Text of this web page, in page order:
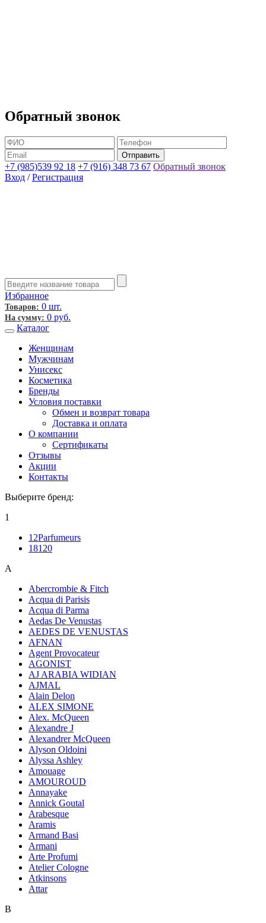
Обратный звонок
+7 (985)539 92 18 +7 (916) 348 73 67 Обратный звонок
Вход / Регистрация
Избранное
Товаров: 0 шт.
На сумму: 0 руб.
Каталог
Женщинам
Мужчинам
Унисекс
Косметика
Бренды
Условия поставки
Обмен и возврат товара
Доставка и оплата
О компании
Сертификаты
Отзывы
Акции
Контакты
Выберите бренд:
1
12Parfumeurs
18120
A
Abercrombie & Fitch
Acqua di Parisis
Acqua di Parma
Aedas De Venustas
AEDES DE VENUSTAS
AFNAN
Agent Provocateur
AGONIST
AJ ARABIA WIDIAN
AJMAL
Alain Delon
ALEX SIMONE
Alex. McQueen
Alexandre J
Alexandrer McQueen
Alyson Oldoini
Alyssa Ashley
Amouage
AMOUROUD
Annayake
Annick Goutal
Arabesque
Aramis
Armand Basi
Armani
Arte Profumi
Atelier Cologne
Atkinsons
Attar
B